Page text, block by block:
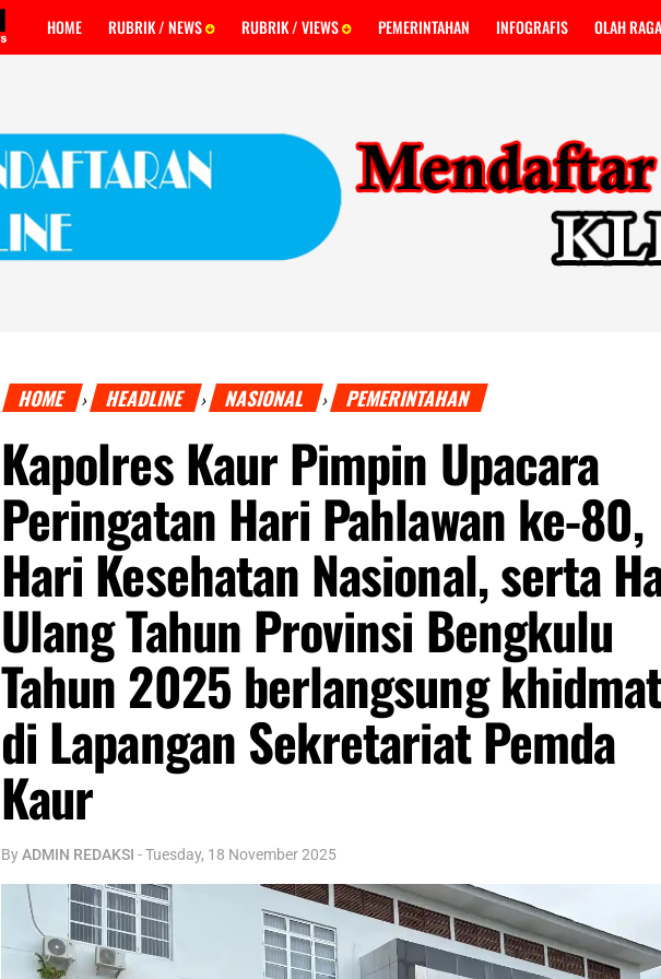
HOME RUBRIK / NEWS RUBRIK / VIEWS PEMERINTAHAN INFOGRAFIS OLAH RAGA
HOME › HEADLINE › NASIONAL › PEMERINTAHAN
Kapolres Kaur Pimpin Upacara
Peringatan Hari Pahlawan ke-80,
Hari Kesehatan Nasional, serta
Ulang Tahun Provinsi Bengkulu
Tahun 2025 berlangsung
di Lapangan Sekretariat Pemda
Kaur
ByADMIN REDAKSI -Tuesday, 18 November 2025